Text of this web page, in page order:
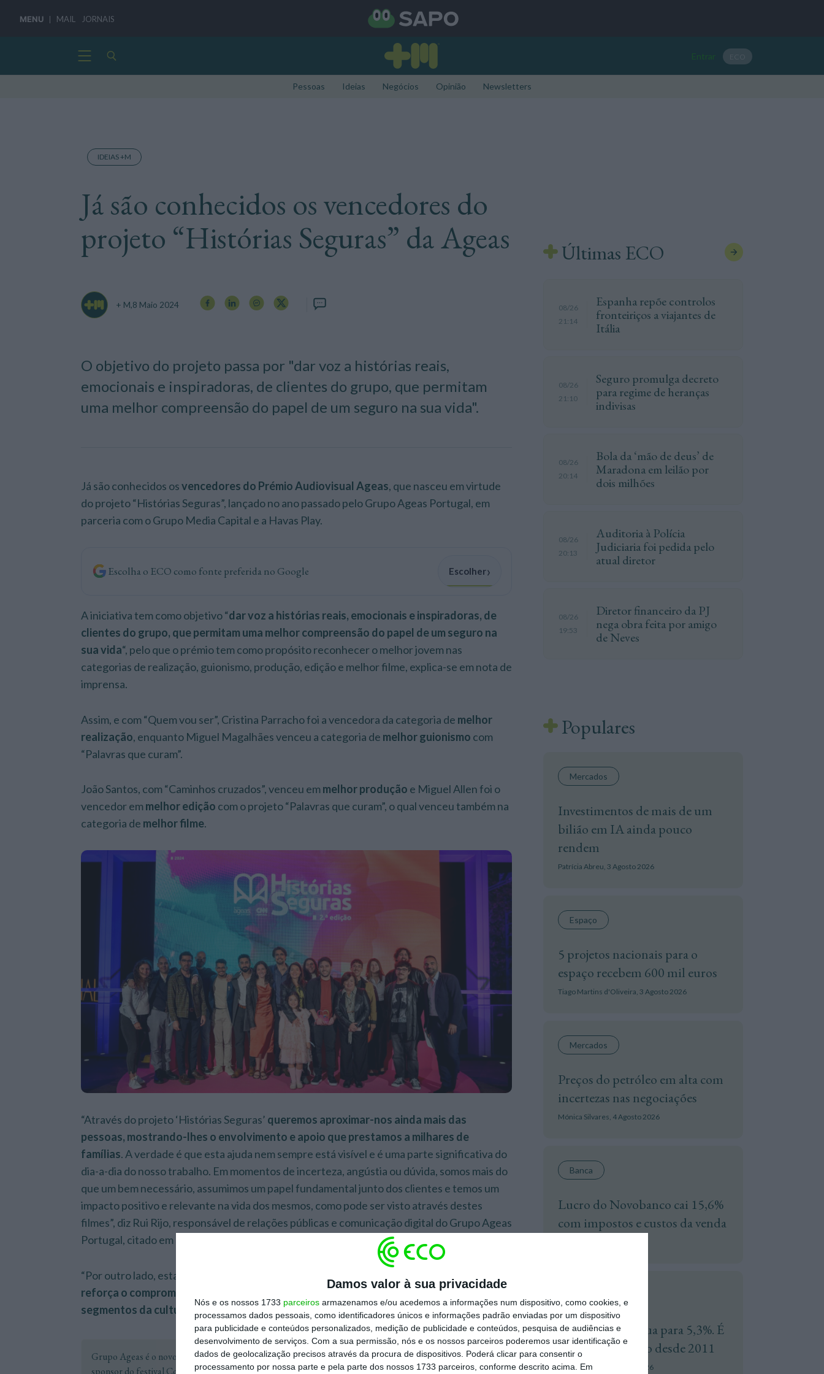
Damos valor à sua privacidade
Nós e os nossos 1733 parceiros armazenamos e/ou acedemos a informações num dispositivo, como cookies, e
processamos dados pessoais, como identificadores únicos e informações padrão enviadas por um dispositivo
para publicidade e conteúdos personalizados, medição de publicidade e conteúdos, pesquisa de audiências e
desenvolvimento de serviços. Com a sua permissão, nós e os nossos parceiros poderemos usar identificação e
dados de geolocalização precisos através da procura de dispositivos. Poderá clicar para consentir o
processamento por nossa parte e pela parte dos nossos 1733 parceiros, conforme descrito acima. Em
MENU MAIL JORNAIS
Entrar ECO
Pessoas Ideias Negócios Opinião Newsletters
IDEIAS +M
Já são conhecidos os vencedores do
projeto “Histórias Seguras” da Ageas
+ M,8 Maio 2024
O objetivo do projeto passa por "dar voz a histórias reais,
emocionais e inspiradoras, de clientes do grupo, que permitam
uma melhor compreensão do papel de um seguro na sua vida".
Já são conhecidos osvencedores do Prémio Audiovisual Ageas, que nasceu em virtude
do projeto “Histórias Seguras”, lançado no ano passado pelo Grupo Ageas Portugal, em
parceria com o Grupo Media Capital e a Havas Play.
Escolha o ECO como fonte preferida no Google Escolher›
A iniciativa tem como objetivo “dar voz a histórias reais, emocionais e inspiradoras, de
clientes do grupo, que permitam uma melhor compreensão do papel de um seguro na
sua vida“, pelo que o prémio tem como propósito reconhecer o melhor jovem nas
categorias de realização, guionismo, produção, edição e melhor filme, explica-se em nota de
imprensa.
Assim, e com “Quem vou ser”, Cristina Parracho foi a vencedora da categoria de melhor
realização, enquanto Miguel Magalhães venceu a categoria de melhor guionismo com
“Palavras que curam”.
João Santos, com “Caminhos cruzados”, venceu em melhor produção e Miguel Allen foi o
vencedor em melhor edição com o projeto “Palavras que curam”, o qual venceu também na
categoria de melhor filme.
“Através do projeto ‘Histórias Seguras’ queremos aproximar-nos ainda mais das
pessoas, mostrando-lhes o envolvimento e apoio que prestamos a milhares de
famílias. A verdade é que esta ajuda nem sempre está visível e é uma parte significativa do
dia-a-dia do nosso trabalho. Em momentos de incerteza, angústia ou dúvida, somos mais do
que um bem necessário, assumimos um papel fundamental junto dos clientes e temos um
impacto positivo e relevante na vida dos mesmos, como pode ser visto através destes
filmes”, diz Rui Rijo, responsável de relações públicas e comunicação digital do Grupo Ageas
Portugal, citado em comunicado.
“Por outro lado, esta é uma
reforça o compromisso do Grupo Ageas Portugal em investir nos diferentes
segmentos da cultura e das artes em Portugal”, acrescenta.
Grupo Ageas é o novo naming
Os participantes da segunda edição do projeto, “através
da mentoria do ator, encenador e realizador Diogo
Últimas ECO
08/26
21:14
Espanha repõe controlos
fronteiriços a viajantes de
Itália
08/26
21:10
Seguro promulga decreto
para regime de heranças
indivisas
08/26
20:14
Bola da ‘mão de deus’ de
Maradona em leilão por
dois milhões
08/26
20:13
Auditoria à Polícia
Judiciaria foi pedida pelo
atual diretor
08/26
19:53
Diretor financeiro da PJ
nega obra feita por amigo
de Neves
Populares
Mercados
Investimentos de mais de um
bilião em IA ainda pouco
rendem
Patrícia Abreu, 3 Agosto 2026
Espaço
5 projetos nacionais para o
espaço recebem 600 mil euros
Tiago Martins d'Oliveira, 3 Agosto 2026
Mercados
Preços do petróleo em alta com
incertezas nas negociações
Mónica Silvares, 4 Agosto 2026
Banca
Lucro do Novobanco cai 15,6%
com impostos e custos da venda
Desemprego recua para 5,3%. É
o valor mais baixo desde 2011
Isabel Patrício, 5 Agosto 2026